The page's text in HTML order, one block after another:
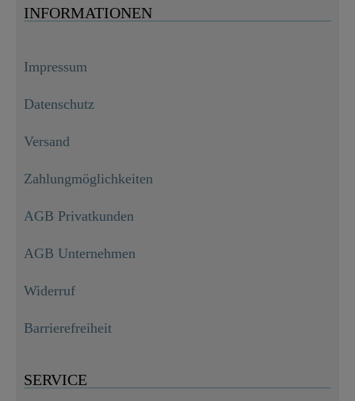
INFORMATIONEN
Impressum
Datenschutz
Versand
Zahlungmöglichkeiten
AGB Privatkunden
AGB Unternehmen
Widerruf
Barrierefreiheit
SERVICE